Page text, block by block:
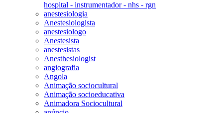
hospital - instrumentador - nhs - rgn
anestesiologia
Anestesiologista
anestesiologo
Anestesista
anestesistas
Anesthesiologist
angiografia
Angola
Animação sociocultural
Animação socioeducativa
Animadora Sociocultural